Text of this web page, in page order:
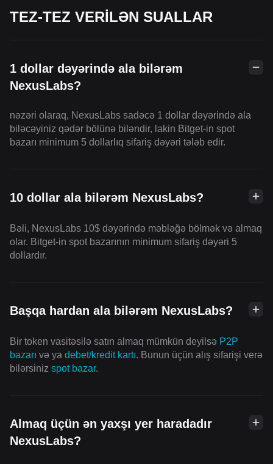
TEZ-TEZ VERİLƏN SUALLAR
1 dollar dəyərində ala bilərəm
NexusLabs?
nəzəri olaraq, NexusLabs sadəcə 1 dollar dəyərində ala
biləcəyiniz qədər bölünə biləndir, lakin Bitget-in spot
bazarı minimum 5 dollarlıq sifariş dəyəri tələb edir.
10 dollar ala bilərəm NexusLabs?
Bəli, NexusLabs 10$ dəyərində məbləğə bölmək və almaq
olar. Bitget-in spot bazarının minimum sifariş dəyəri 5
dollardır.
Başqa hardan ala bilərəm NexusLabs?
Bir token vasitəsilə satın almaq mümkün deyilsə P2P
bazarı və ya debet/kredit kartı. Bunun üçün alış sifarişi verə
bilərsiniz spot bazar.
Almaq üçün ən yaxşı yer haradadır
NexusLabs?